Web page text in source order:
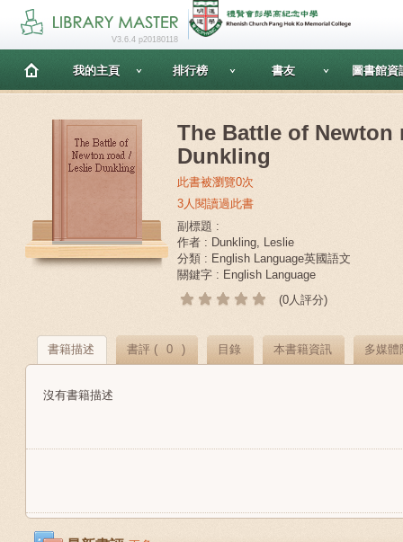
V3.6.4 p20180118
我的主頁 排行榜 書友 圖書館資
The Battle of Newton
Dunkling
此書被瀏覽0次
3人閱讀過此書
副標題 :
作者 : Dunkling, Leslie
分類 : English Language英國語文
關鍵字 : English Language
(0人評分)
書籍描述 書評 ( 0 ) 目錄 本書籍資訊 多媒體
沒有書籍描述